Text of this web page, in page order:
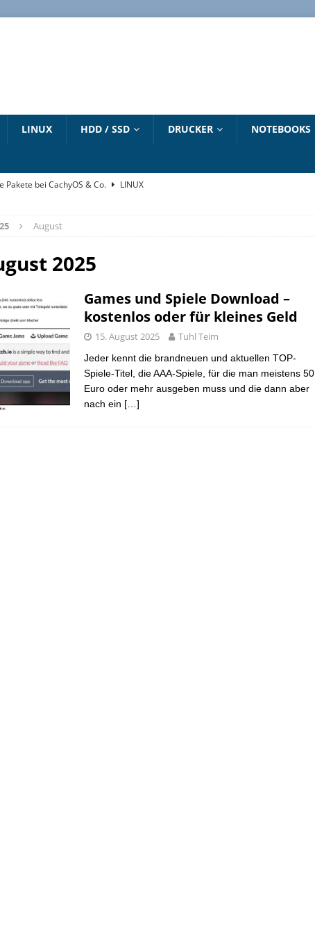
LINUX HDD / SSD DRUCKER NOTEBOOKS
bei CachyOS & Co.
LINUX
– Copy Fail – Pack2TheRoot – Fragnesia
LINUX
aktivieren – Updates bis 2027
August
2025
Games und Spiele Download –
kostenlos oder für kleines Geld
15. August 2025 Tuhl Teim
Jeder kennt die brandneuen und aktuellen TOP-
Spiele-Titel, die AAA-Spiele, für die man meistens 50
Euro oder mehr ausgeben muss und die dann aber
nach ein […]